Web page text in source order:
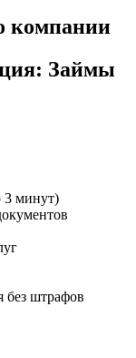
компании
Займы
3 минут)
без штрафов